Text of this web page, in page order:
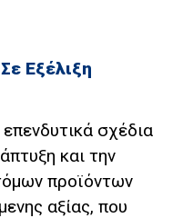
Σε Εξέλιξη
σχέδια
και την
προϊόντων
αξίας, που